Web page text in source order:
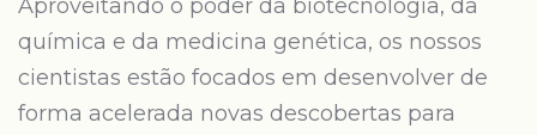
Aproveitando o poder da biotecnologia, da
química e da medicina genética, os nossos
cientistas estão focados em desenvolver de
forma acelerada novas descobertas para